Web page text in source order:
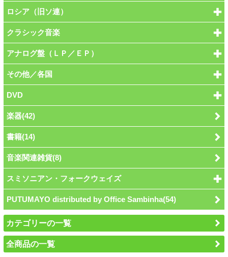
ロシア（旧ソ連）
クラシック音楽
アナログ盤（ＬＰ／ＥＰ）
その他／各国
DVD
楽器(42)
書籍(14)
音楽関連雑貨(8)
スミソニアン・フォークウェイズ
PUTUMAYO distributed by Office Sambinha(54)
カテゴリーの一覧
全商品の一覧